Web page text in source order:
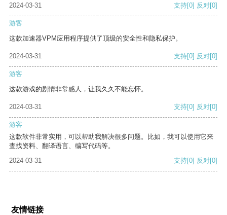
2024-03-31
支持[0] 反对[0]
游客
这款加速器VPM应用程序提供了顶级的安全性和隐私保护。
2024-03-31 支持[0] 反对[0]
游客
这款游戏的剧情非常感人，让我久久不能忘怀。
2024-03-31 支持[0] 反对[0]
游客
这款软件非常实用，可以帮助我解决很多问题。比如，我可以使用它来
查找资料、翻译语言、编写代码等。
2024-03-31
支持[0] 反对[0]
友情链接